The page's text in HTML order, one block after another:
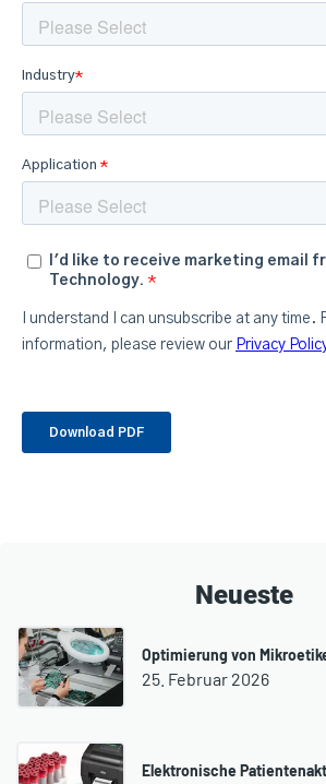
Neueste
Optimierung von
25. Februar 2026
Elektronische